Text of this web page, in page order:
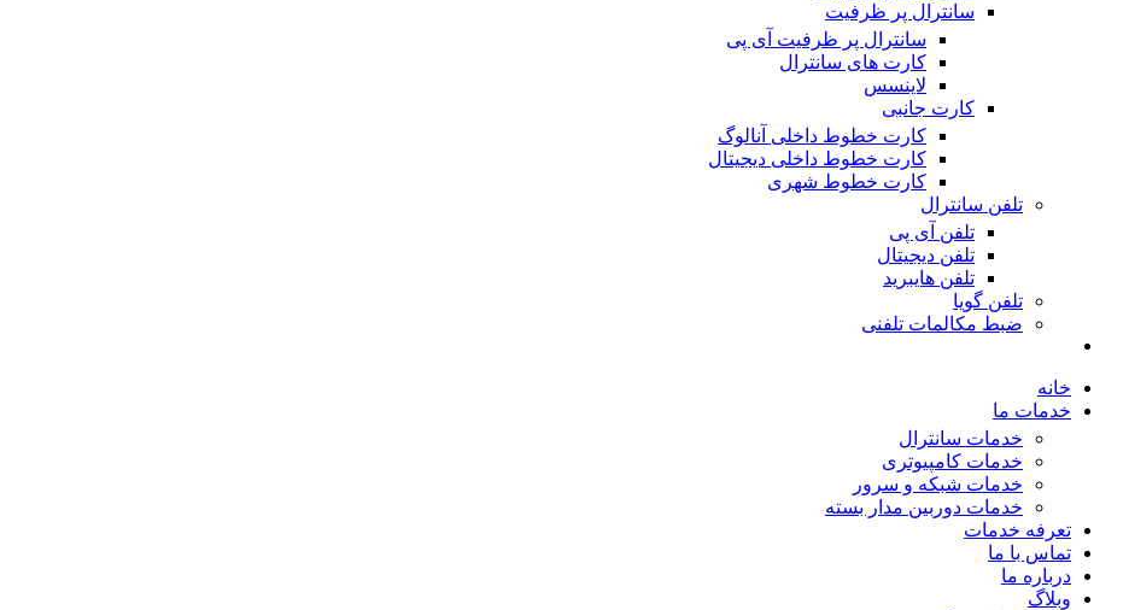
سانترال پر ظرفیت
سانترال پر ظرفیت آی پی
کارت های سانترال
لاینسس
کارت جانبی
کارت خطوط داخلی آنالوگ
کارت خطوط داخلی دیجیتال
کارت خطوط شهری
تلفن سانترال
تلفن آی پی
تلفن دیجیتال
تلفن هایبرید
تلفن گویا
ضبط مکالمات تلفنی
خانه
خدمات ما
خدمات سانترال
خدمات کامپیوتری
خدمات شبکه و سرور
خدمات دوربین مدار بسته
تعرفه خدمات
تماس با ما
درباره ما
وبلاگ